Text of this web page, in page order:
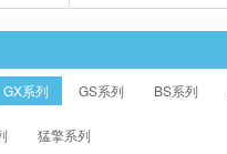
GX系列 GS系列 BS系列
猛擎系列